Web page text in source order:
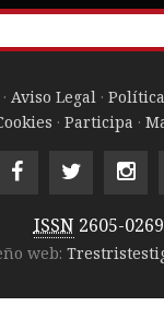
Aviso Legal ·
· Participa ·
ISSN 2605-0269
web: